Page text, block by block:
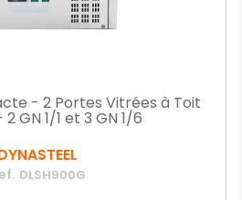
- 2 Portes Vitrées à Toit
GN 1/1 et 3 GN 1/6
DLSH900G